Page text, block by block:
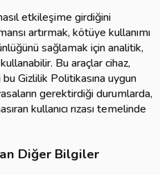
etkileşime girdiğini
artırmak, kötüye kullanımı
sağlamak için analitik,
Bu araçlar cihaz,
Gizlilik Politikasına uygun
gerektirdiği durumlarda,
kullanıcı rızası temelinde
Diğer Bilgiler